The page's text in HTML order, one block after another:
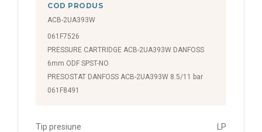
COD PRODUS
ACB-2UA393W
061F7526
PRESSURE CARTRIDGE ACB-2UA393W DANFOSS
6mm ODF SPST-NO
PRESOSTAT DANFOSS ACB-2UA393W 8.5/11 bar
061F8491
Tip presiune LP